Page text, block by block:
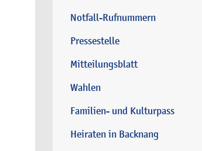
Notfall-Rufnummern
Pressestelle
Mitteilungsblatt
Wahlen
Familien- und Kulturpass
Heiraten in Backnang